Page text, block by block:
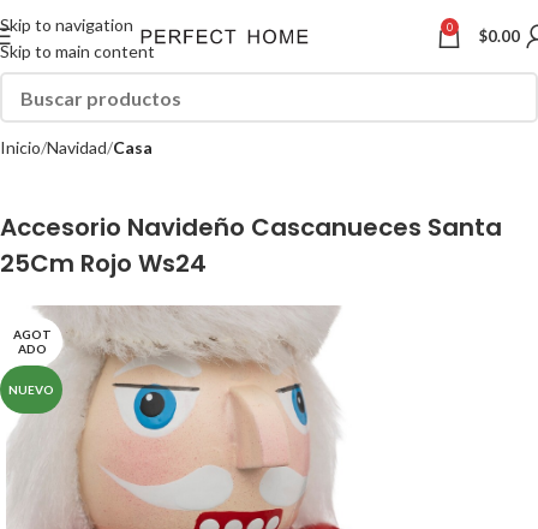
Skip to navigation
Skip to main content
0 $0.00
Inicio Navidad Casa
Accesorio Navideño Cascanueces Santa
25Cm Rojo Ws24
AGOT
ADO
NUEVO